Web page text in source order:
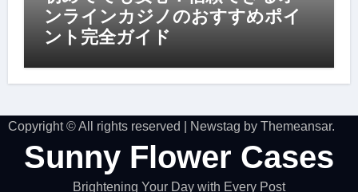
ンラインカジノのおすすめポイ
ント完全ガイド
Copyright © All rights reserved Newstag by Themeansar.
Sunny Flower Cases
Brightening Your Day with Every Post